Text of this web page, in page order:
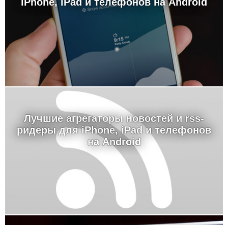
Лучшие агрегаторы новостей и rss-
ридеры для iPhone, iPad и телефонов
на Android